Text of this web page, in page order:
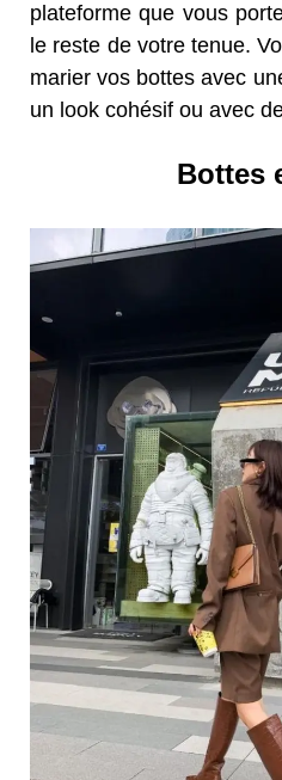
plateforme que vous
le reste de votre tenue.
marier vos bottes avec
un look cohésif ou avec
Bottes